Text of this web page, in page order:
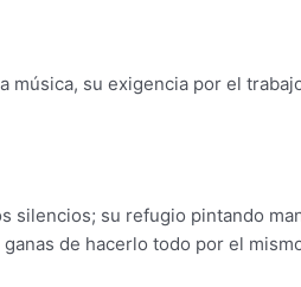
música, su exigencia por el
silencios; su refugio pintando
de hacerlo todo por el